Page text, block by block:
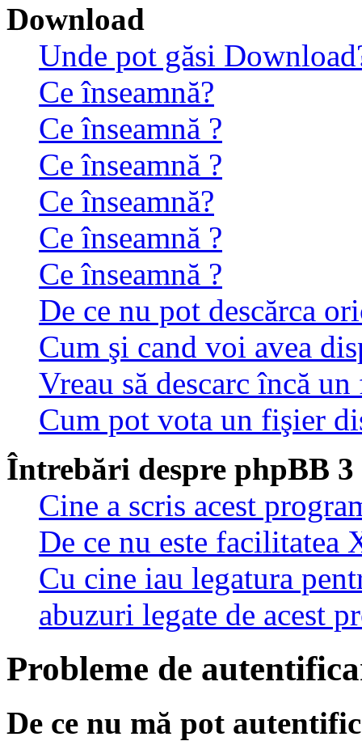
Download
Unde pot găsi
Ce înseamnă?
Ce înseamnă ?
Ce înseamnă ?
Ce înseamnă?
Ce înseamnă ?
Ce înseamnă ?
De ce nu pot descărca
Cum şi cand voi avea
Vreau să descarc încă
Cum pot vota un fişier
Întrebări despre phpBB 3
Cine a scris acest
De ce nu este facilitatea
Cu cine iau legatura
abuzuri legate de acest
Probleme de
De ce nu mă pot